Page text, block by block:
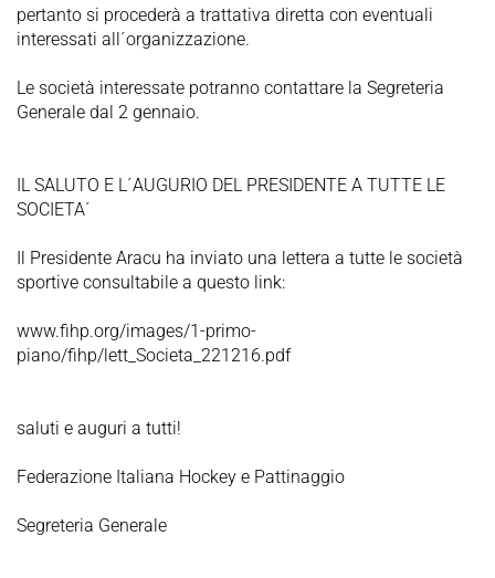
pertanto si procederà a trattativa diretta con eventuali
interessati all´organizzazione.
Le società interessate potranno contattare la Segreteria
Generale dal 2 gennaio.
IL SALUTO E L´AUGURIO DEL PRESIDENTE A TUTTE LE
SOCIETA´
Il Presidente Aracu ha inviato una lettera a tutte le società
sportive consultabile a questo link:
www.fihp.org/images/1-primo-
piano/fihp/lett_Societa_221216.pdf
saluti e auguri a tutti!
Federazione Italiana Hockey e Pattinaggio
Segreteria Generale